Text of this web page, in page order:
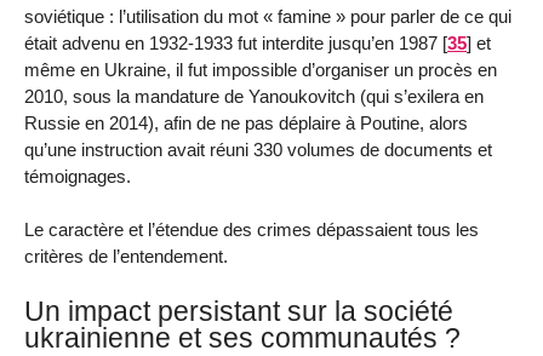
soviétique : l’utilisation du mot « famine » pour parler de ce qui
était advenu en 1932-1933 fut interdite jusqu’en 1987 [35] et
même en Ukraine, il fut impossible d’organiser un procès en
2010, sous la mandature de Yanoukovitch (qui s’exilera en
Russie en 2014), afin de ne pas déplaire à Poutine, alors
qu’une instruction avait réuni 330 volumes de documents et
témoignages.
Le caractère et l’étendue des crimes dépassaient tous les
critères de l’entendement.
Un impact persistant sur la société
ukrainienne et ses communautés ?